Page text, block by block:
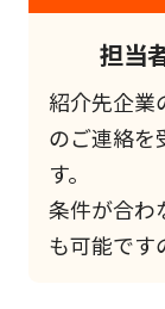
担当
紹介先企業
のご連絡を
す。
条件が合わ
も可能です